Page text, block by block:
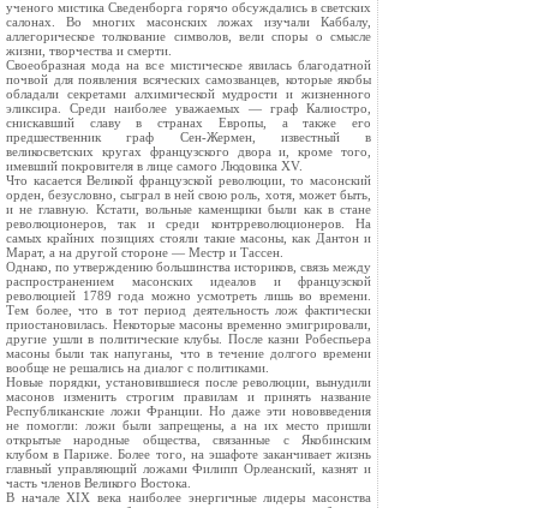
ученого мистика Сведенборга горячо обсуждались в светских
салонах. Во многих масонских ложах изучали Каббалу,
аллегорическое толкование символов, вели споры о смысле
жизни, творчества и смерти.
Своеобразная мода на все мистическое явилась благодатной
почвой для появления всяческих самозванцев, которые якобы
обладали секретами алхимической мудрости и жизненного
эликсира. Среди наиболее уважаемых — граф Калиостро,
снискавший славу в странах Европы, а также его
предшественник граф Сен-Жермен, известный в
великосветских кругах французского двора и, кроме того,
имевший покровителя в лице самого Людовика XV.
Что касается Великой французской революции, то масонский
орден, безусловно, сыграл в ней свою роль, хотя, может быть,
и не главную. Кстати, вольные каменщики были как в стане
революционеров, так и среди контрреволюционеров. На
самых крайних позициях стояли такие масоны, как Дантон и
Марат, а на другой стороне — Местр и Тассен.
Однако, по утверждению большинства историков, связь между
распространением масонских идеалов и французской
революцией 1789 года можно усмотреть лишь во времени.
Тем более, что в тот период деятельность лож фактически
приостановилась. Некоторые масоны временно эмигрировали,
другие ушли в политические клубы. После казни Робеспьера
масоны были так напуганы, что в течение долгого времени
вообще не решались на диалог с политиками.
Новые порядки, установившиеся после революции, вынудили
масонов изменить строгим правилам и принять название
Республиканские ложи Франции. Но даже эти нововведения
не помогли: ложи были запрещены, а на их место пришли
открытые народные общества, связанные с Якобинским
клубом в Париже. Более того, на эшафоте заканчивает жизнь
главный управляющий ложами Филипп Орлеанский, казнят и
часть членов Великого Востока.
В начале XIX века наиболее энергичные лидеры масонства